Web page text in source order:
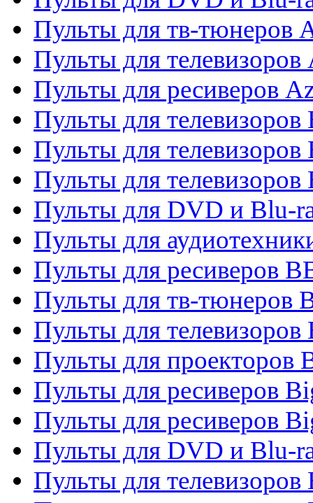
Пульты для тв-тюнеров
Пульты для телевизоров
Пульты для ресиверов
Пульты для
Пульты для
Пульты для
Пульты для DVD и Blu-
Пульты для
Пульты для ресиверов
Пульты для тв-тюнеров
Пульты для телевизоров
Пульты для проекторов
Пульты для ресиверов
Пульты для ресиверов
Пульты для DVD и Blu-
Пульты для телевизоров